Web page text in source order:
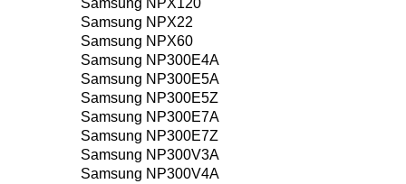
Samsung NPX120
Samsung NPX22
Samsung NPX60
Samsung NP300E4A
Samsung NP300E5A
Samsung NP300E5Z
Samsung NP300E7A
Samsung NP300E7Z
Samsung NP300V3A
Samsung NP300V4A